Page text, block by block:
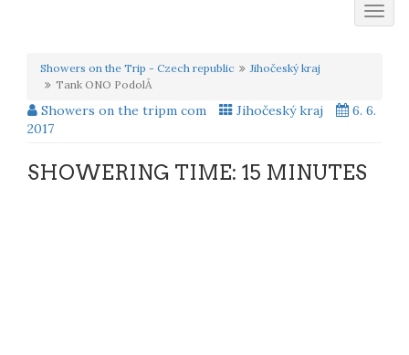
Showers on the Trip - Czech republic
Jihočeský kraj
Tank ONO PodolĂ­
Showers on the tripm com Jihočeský kraj
6. 6.
2017
SHOWERING TIME: 15 MINUTES